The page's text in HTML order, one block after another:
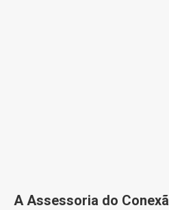
A Assessoria do